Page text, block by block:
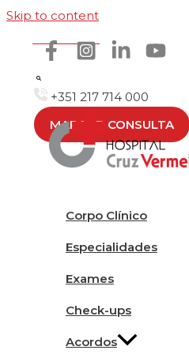
Skip to content
Como chegar
+351 217 714 000
MARCAR CONSULTA
Corpo Clínico
Especialidades
Exames
Check-ups
Acordos